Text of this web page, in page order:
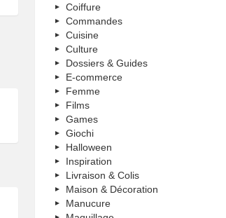
Coiffure
Commandes
Cuisine
Culture
Dossiers & Guides
E-commerce
Femme
Films
Games
Giochi
Halloween
Inspiration
Livraison & Colis
Maison & Décoration
Manucure